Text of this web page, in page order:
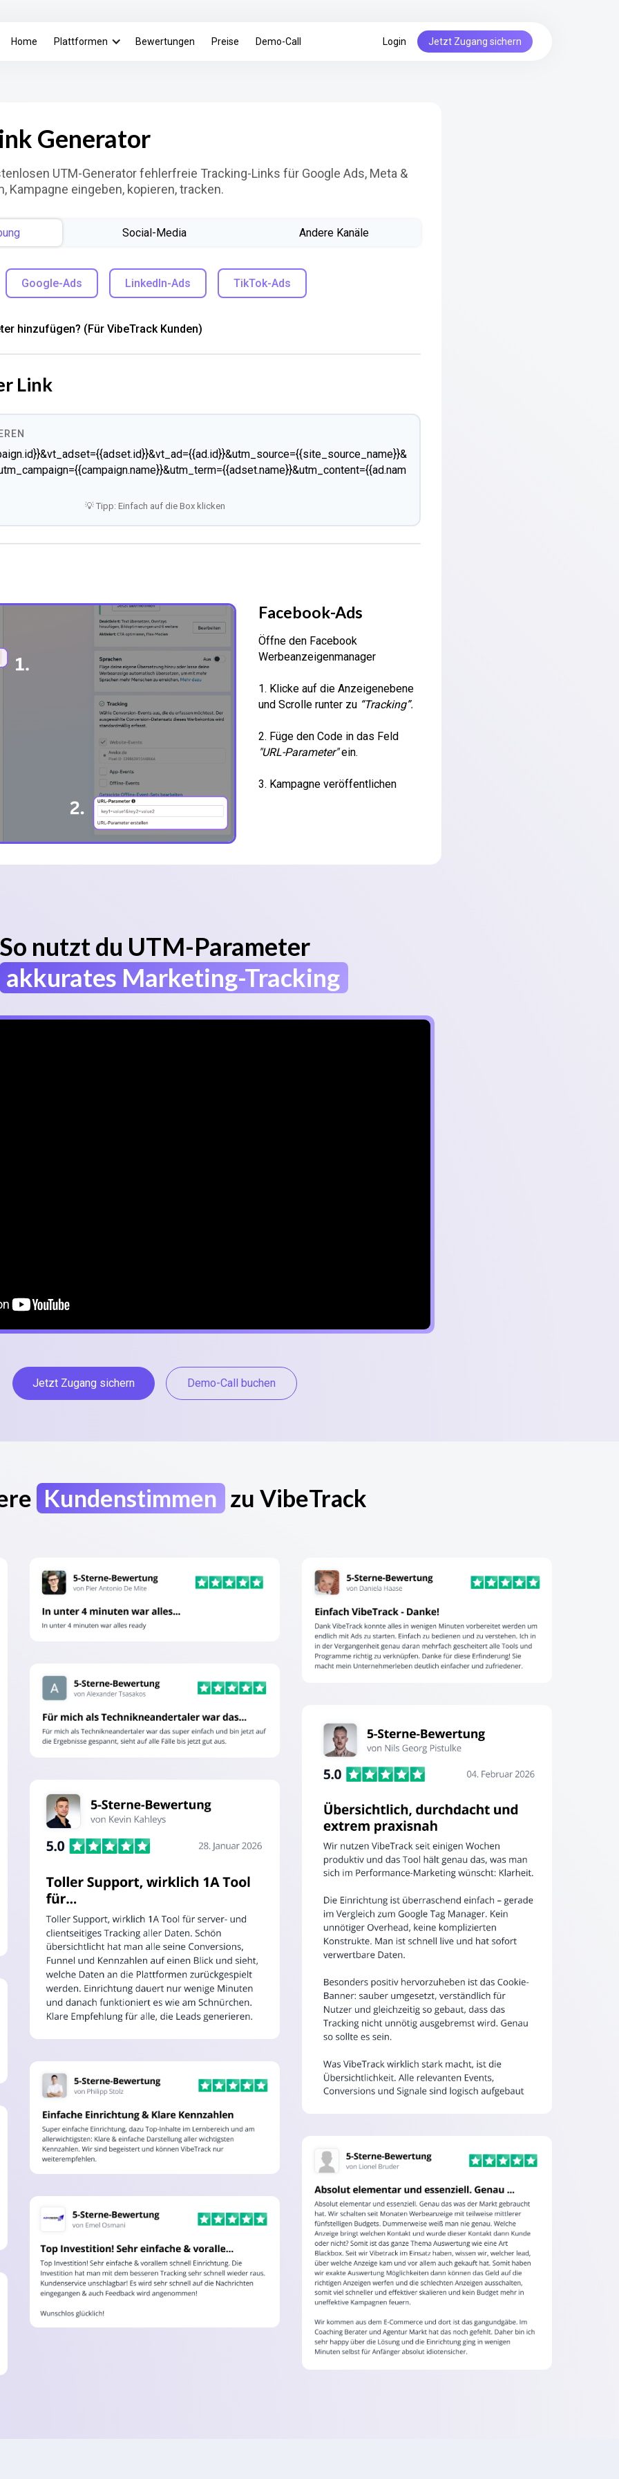
Home Plattformen Bewertungen Preise Demo-Call Login Jetzt Zugang sichern
Generator
UTM-Generator fehlerfreie Tracking-Links für Google Ads, Meta &
Kampagne eingeben, kopieren, tracken.
Social-Media Andere Kanäle
Google-Ads LinkedIn-Ads TikTok-Ads
hinzufügen? (Für VibeTrack Kunden)
Link
💡 Tipp: Einfach auf die Box klicken
Facebook-Ads
Öffne den Facebook
Werbeanzeigenmanager
1. Klicke auf die Anzeigenebene
und Scrolle runter zu “Tracking”.
2. Füge den Code in das Feld
"URL-Parameter"ein.
3. Kampagne veröffentlichen
So nutzt du UTM-Parameter
akkurates Marketing-Tracking
Jetzt Zugang sichern Demo-Call buchen
Kundenstimmen zu VibeTrack